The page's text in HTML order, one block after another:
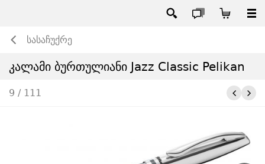
სასაჩუქრე
კალამი ბურთულიანი Jazz Classic Pelikan
9 / 111